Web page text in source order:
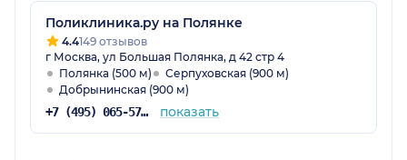
Поликлиника.ру на Полянке
4.4149 отзывов
г Москва, ул Большая Полянка, д 42 стр 4
Полянка (500 м)
Серпуховская (900 м)
Добрынинская (900 м)
+7 (495) 065-57-73 показать